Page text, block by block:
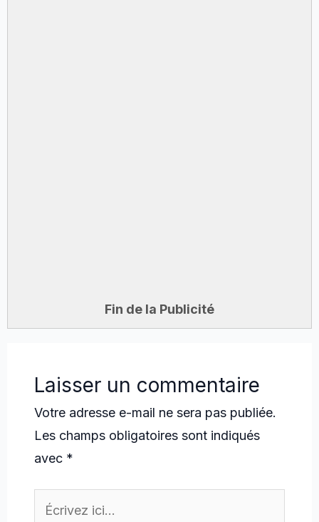
Fin de la Publicité
Laisser un commentaire
Votre adresse e-mail ne sera pas publiée.
Les champs obligatoires sont indiqués
avec *
Écrivez